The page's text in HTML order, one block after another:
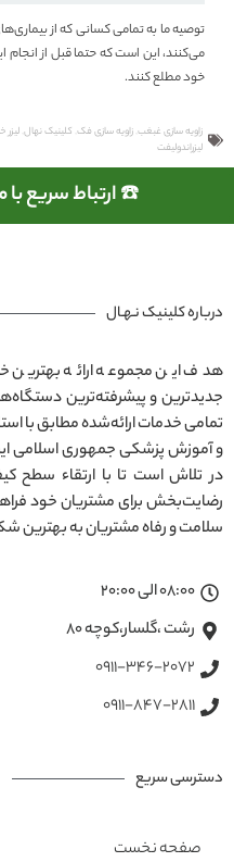
توصیه ما به تمامی کسانی که از
می‌کنند، این است که حتما قبل از
خود مطلع کنند.
زاویه سازی غبغب زاویه سازی فک کلینیک نهال لیزر
لیزراندولیفت
☎️ ارتباط سریع با ما: 2072 - 346 -
درباره کلینیک نـهـال
هدف این مجموعه ارائه بهترین
جدیدترین و پیشرفته‌ترین
و آموزش پزشکی جمهوری اسلامی
در تلاش است تا با ارتقاء سطح
رضایت‌بخش برای مشتریان خود
سلامت و رفاه مشتریان به
08:00 الی 20:00
رشت ،گلسار،کوچه ۸۰
0911-346-2072
0911-847-2811
دسترسی سریع
صفحه نخست